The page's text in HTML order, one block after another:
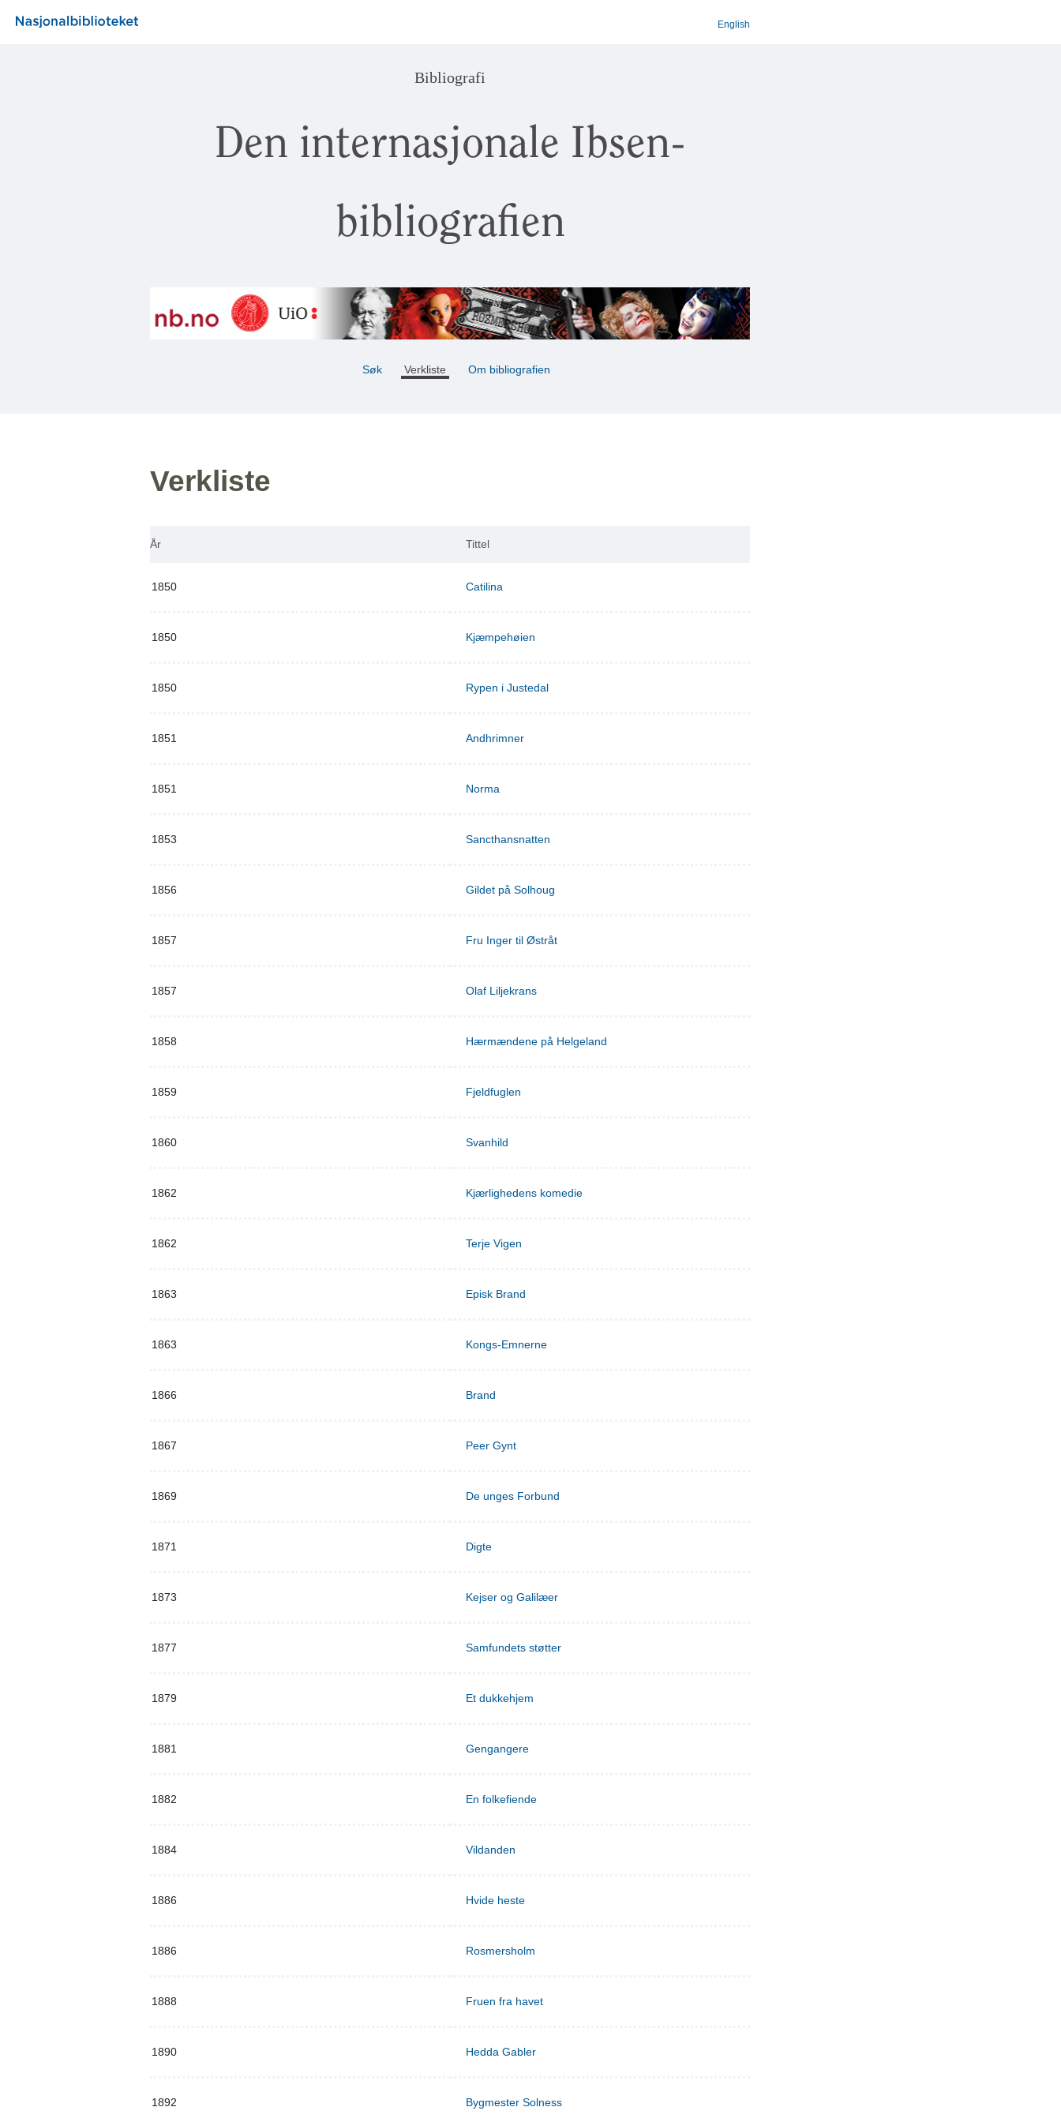
English
Bibliografi
Den internasjonale Ibsen-
bibliografien
Søk Verkliste Om bibliografien
Verkliste
År Tittel
1850 Catilina
1850 Kjæmpehøien
1850 Rypen i Justedal
1851 Andhrimner
1851 Norma
1853 Sancthansnatten
1856 Gildet på Solhoug
1857 Fru Inger til Østråt
1857 Olaf Liljekrans
1858 Hærmændene på Helgeland
1859 Fjeldfuglen
1860 Svanhild
1862 Kjærlighedens komedie
1862 Terje Vigen
1863 Episk Brand
1863 Kongs-Emnerne
1866 Brand
1867 Peer Gynt
1869 De unges Forbund
1871 Digte
1873 Kejser og Galilæer
1877 Samfundets støtter
1879 Et dukkehjem
1881 Gengangere
1882 En folkefiende
1884 Vildanden
1886 Hvide heste
1886 Rosmersholm
1888 Fruen fra havet
1890 Hedda Gabler
1892 Bygmester Solness